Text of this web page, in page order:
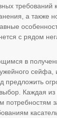
требований
а также
с рядом
в
сейфа,
предложить
Каждая
потребностям